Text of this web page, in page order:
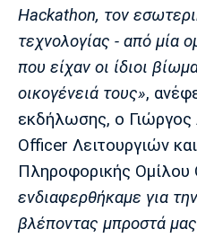
Hackathon, τον
τεχνολογίας - από μία
που είχαν οι ίδιοι
οικογένειά τους»,
εκδήλωσης, ο
Officer Λειτουργιών
Πληροφορικής Ομίλου
ενδιαφερθήκαμε για
βλέποντας μπροστά